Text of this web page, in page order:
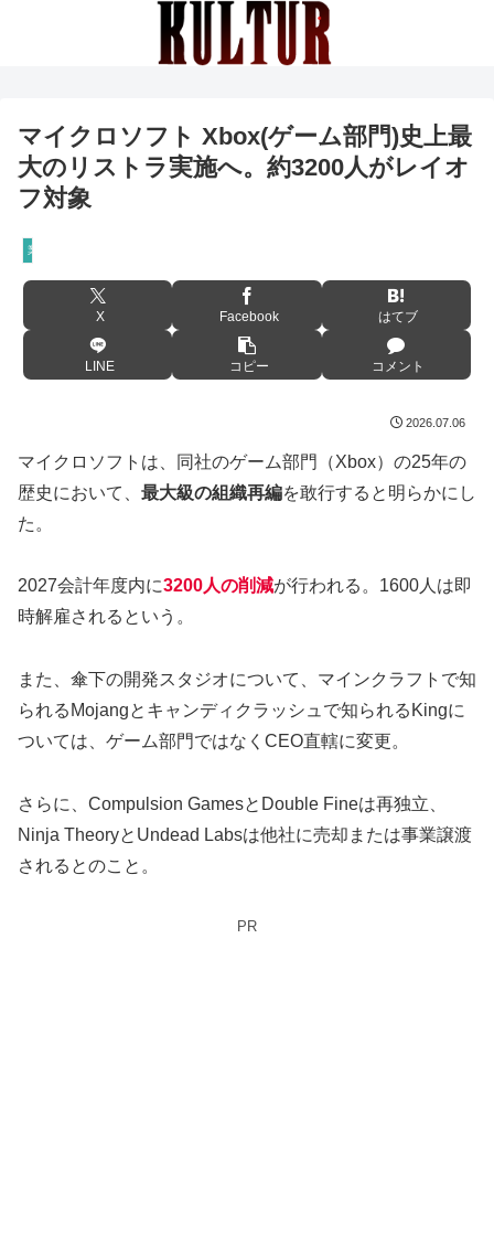
マイクロソフト Xbox(ゲーム部門)史上最
大のリストラ実施へ。約3200人がレイオ
フ対象
業界
X Facebook はてブ
LINE コピー コメント
2026.07.06
マイクロソフトは、同社のゲーム部門（Xbox）の25年の
歴史において、 最大級の組織再編を敢行すると明らかにし
た。
2027会計年度内に3200人の削減が行われる。1600人は即
時解雇されるという。
また、傘下の開発スタジオについて、マインクラフトで知
られるMojangとキャンディクラッシュで知られるKingに
ついては、ゲーム部門ではなくCEO直轄に変更。
さらに、Compulsion GamesとDouble Fineは再独立、
Ninja TheoryとUndead Labsは他社に売却または事業譲渡
されるとのこと。
PR